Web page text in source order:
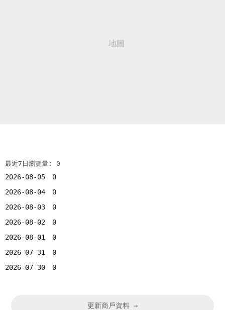
最近7日瀏覽量: 0
2026-08-05
0
2026-08-04
0
2026-08-03
0
2026-08-02
0
2026-08-01
0
2026-07-31
0
2026-07-30
0
更新商戶資料 →